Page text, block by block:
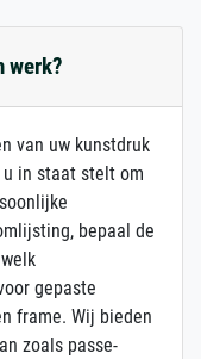
werk?
van uw kunstdruk
in staat stelt om
bepaal de
gepaste
frame. Wij bieden
zoals passe-